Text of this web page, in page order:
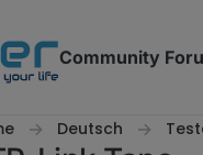
Community
Deutsch